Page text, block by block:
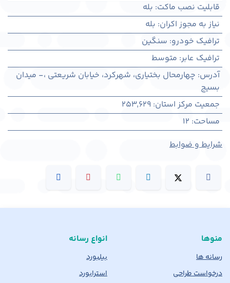
قابلیت نصب ماکت: بله
نیاز به مجوز اکران: بله
ترافیک خودرو: سنگین
ترافیک عابر: متوسط
آدرس: چهارمحال بختياری، شهركرد، خیابان شریعتی ،- میدان
بسیج
جمعیت مرکز استان:
253,629
مساحت:
12
شرایط و ضوابط
منوها
رسانه ها
درخواست طراحی
انواع رسانه
بیلبورد
استرابورد